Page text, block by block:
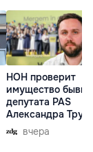
НОН проверит
имущество
депутата PAS
Александра
вчера